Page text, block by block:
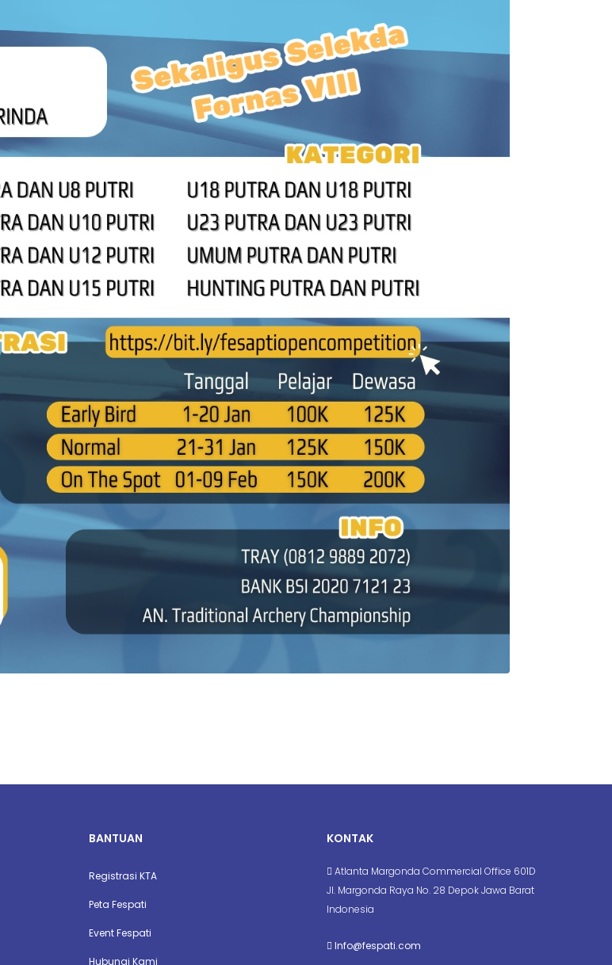
BANTUAN
Registrasi KTA
Peta Fespati
Event Fespati
Hubungi Kami
KONTAK
Atlanta Margonda Commercial Office 601D
Jl. Margonda Raya No. 28 Depok Jawa Barat
Indonesia
Info@fespati.com